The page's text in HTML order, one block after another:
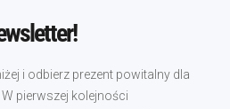
i odbierz prezent powitalny dla
pierwszej kolejności